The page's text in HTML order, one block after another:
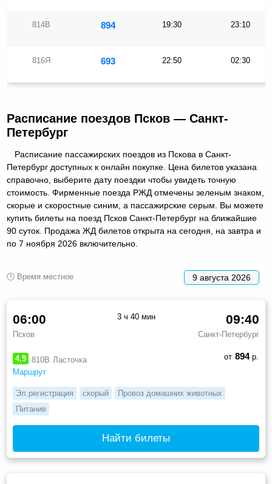
814В 894 19:30 23:10
816Я 693 22:50 02:30
Расписание поездов Псков — Санкт-
Петербург
Расписание пассажирских поездов из Пскова в Санкт-
Петербург доступных к онлайн покупке. Цена билетов указана
справочно, выберите дату поездки чтобы увидеть точную
стоимость. Фирменные поезда РЖД отмечены зеленым знаком,
скорые и скоростные синим, а пассажирские серым. Вы можете
купить билеты на поезд Псков Санкт-Петербург на ближайшие
90 суток. Продажа ЖД билетов открыта на сегодня, на завтра и
по 7 ноября 2026 включительно.
🕓 Время местное 9 августа 2026
4.9 810В Ласточка
Маршрут
06:00
Псков
09:40
Санкт-Петербург
3 ч 40 мин
от 894р.
Эл.регистрация скорый
Провоз домашних животных
Питание
Найти билеты